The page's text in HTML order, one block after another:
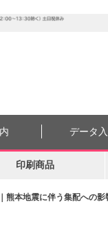
熊本地震に伴う集配への
データ
印刷商品